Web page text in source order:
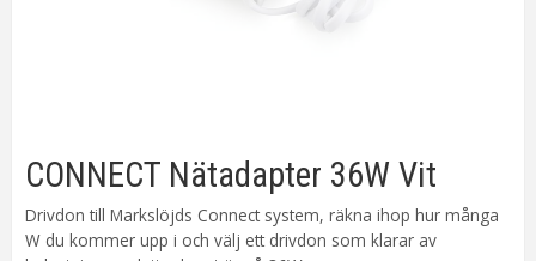
CONNECT Nätadapter 36W Vit
Drivdon till Markslöjds Connect system, räkna ihop hur många
W du kommer upp i och välj ett drivdon som klarar av